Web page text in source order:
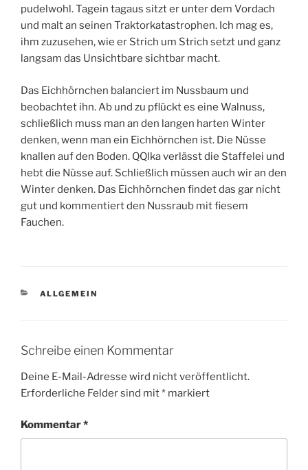
pudelwohl. Tagein tagaus sitzt er unter dem Vordach
und malt an seinen Traktorkatastrophen. Ich mag es,
ihm zuzusehen, wie er Strich um Strich setzt und ganz
langsam das Unsichtbare sichtbar macht.
Das Eichhörnchen balanciert im Nussbaum und
beobachtet ihn. Ab und zu pflückt es eine Walnuss,
schließlich muss man an den langen harten Winter
denken, wenn man ein Eichhörnchen ist. Die Nüsse
knallen auf den Boden. QQlka verlässt die Staffelei und
hebt die Nüsse auf. Schließlich müssen auch wir an den
Winter denken. Das Eichhörnchen findet das gar nicht
gut und kommentiert den Nussraub mit fiesem
Fauchen.
KATEGORIEN
ALLGEMEIN
Schreibe einen Kommentar
Deine E-Mail-Adresse wird nicht veröffentlicht.
Erforderliche Felder sind mit* markiert
Kommentar*